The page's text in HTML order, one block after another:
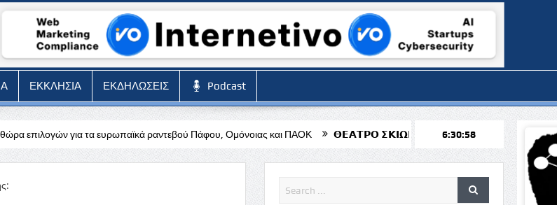
ΕΚΚΛΗΣΙΑ ΕΚΔΗΛΩΣΕΙΣ Podcast
ευρωπαϊκά ραντεβού Πάφου, Ομόνοιας και ΠΑΟΚ 𝝝𝝚𝝖𝝩𝝦𝝤 𝝨𝝟𝝞𝝮𝝢 𝝨𝝩𝝤𝝢 𝝖𝝘𝝞𝝤 𝝟𝝚𝝢𝝙𝝚𝝖 «𝝤 𝝟𝝖𝝦𝝖𝝘𝝟𝝞𝝤𝝛𝝜𝝨
6:31:00